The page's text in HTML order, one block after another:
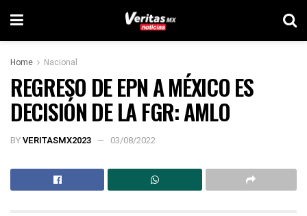
Home Nacional
REGRESO DE EPN A MÉXICO ES
DECISIÓN DE LA FGR: AMLO
BYVERITASMX2023 03/08/2022